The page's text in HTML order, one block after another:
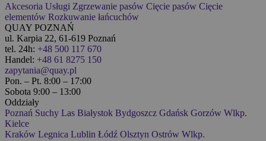
Akcesoria Usługi Zgrzewanie pasów Cięcie pasów Cięcie
elementów Rozkuwanie łańcuchów
QUAY POZNAŃ
ul. Karpia 22, 61-619 Poznań
tel. 24h: +48 500 117 670
Handel: +48 61 8275 150
zapytania@quay.pl
Pon. – Pt. 8:00 – 17:00
Sobota 9:00 – 13:00
Oddziały
Poznań Suchy Las Białystok Bydgoszcz Gdańsk Gorzów Wlkp.
Kielce
Kraków Legnica Lublin Łódź Olsztyn Ostrów Wlkp.